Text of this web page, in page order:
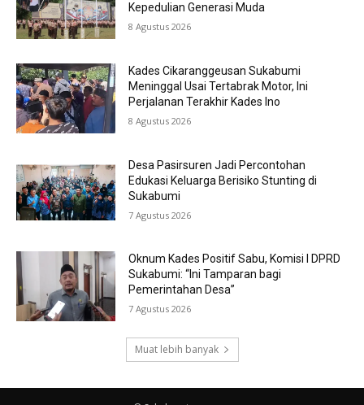
Kepedulian Generasi Muda
8 Agustus 2026
Kades Cikaranggeusan Sukabumi
Meninggal Usai Tertabrak Motor, Ini
Perjalanan Terakhir Kades Ino
8 Agustus 2026
Desa Pasirsuren Jadi Percontohan
Edukasi Keluarga Berisiko Stunting di
Sukabumi
7 Agustus 2026
Oknum Kades Positif Sabu, Komisi I DPRD
Sukabumi: “Ini Tamparan bagi
Pemerintahan Desa”
7 Agustus 2026
Muat lebih banyak